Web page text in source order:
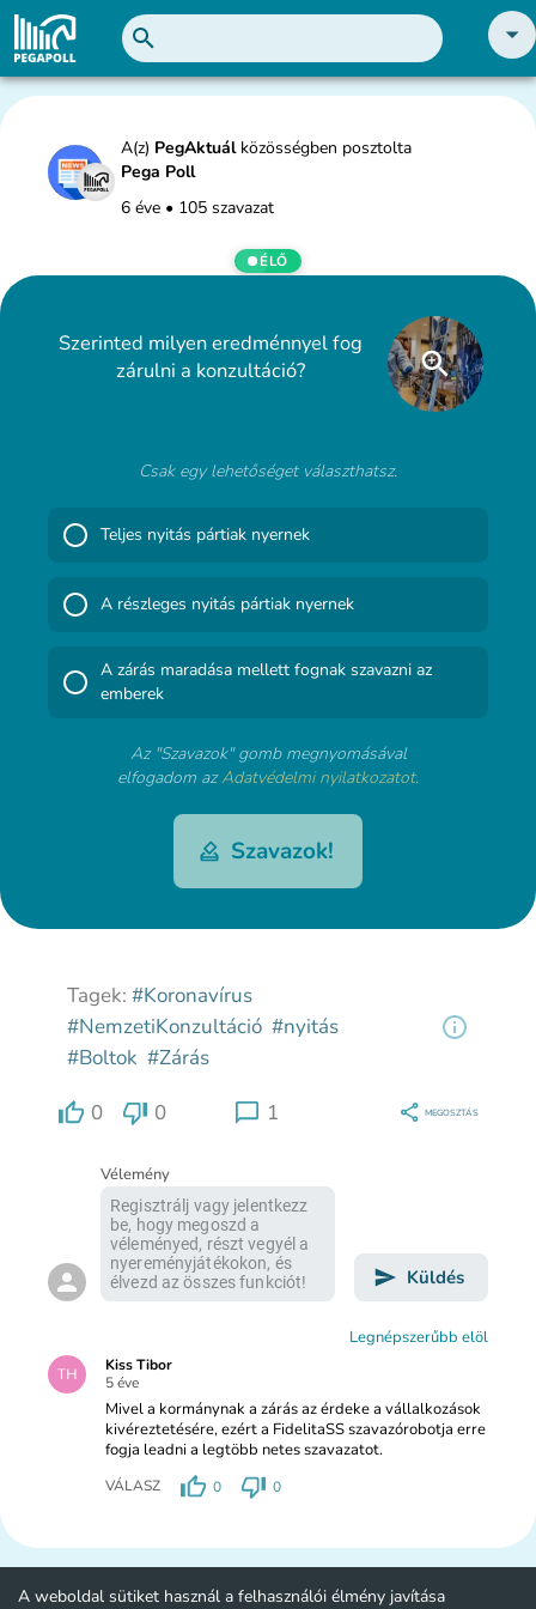
A(z) PegAktuálközösségben posztolta
Pega Poll
6 éve • 105 szavazat
ÉLŐ
Szerinted milyen eredménnyel fog
zárulni a konzultáció?
Csak egy lehetőséget választhatsz.
Teljes nyitás pártiak nyernek
A részleges nyitás pártiak nyernek
A zárás maradása mellett fognak szavazni az
emberek
Az "Szavazok" gomb megnyomásával
elfogadom azAdatvédelmi nyilatkozatot.
Szavazok!
Tagek: #Koronavírus
#NemzetiKonzultáció #nyitás
#Boltok #Zárás
0 0 1 MEGOSZTÁS
Vélemény
Küldés
Legnépszerűbb elöl
Kiss Tibor
5 éve
Mivel a kormánynak a zárás az érdeke a vállalkozások
kivéreztetésére, ezért a FidelitaSS szavazórobotja erre
fogja leadni a legtöbb netes szavazatot.
VÁLASZ 0 0
A weboldal sütiket használ a felhasználói élmény javítása